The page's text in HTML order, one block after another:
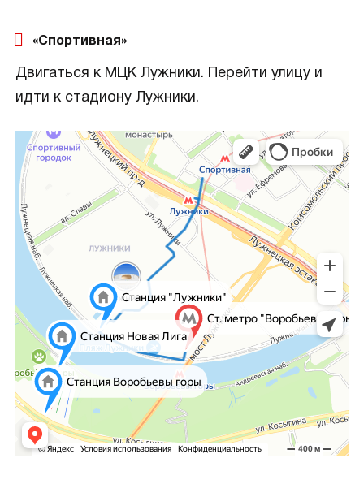
«Спортивная»
Двигаться к МЦК Лужники. Перейти улицу и
идти к стадиону Лужники.